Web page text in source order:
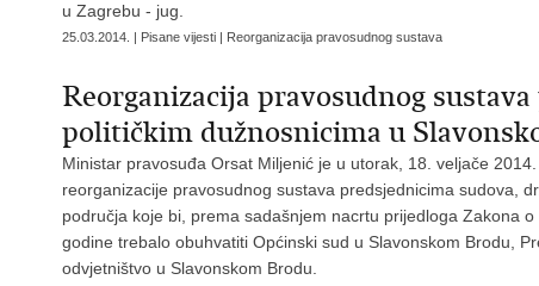
u Zagrebu - jug.
25.03.2014. | Pisane vijesti | Reorganizacija pravosudnog sustava
Reorganizacija pravosudnog
političkim dužnosnicima u
Ministar pravosuđa Orsat Miljenić je u utorak, 18. veljače
reorganizacije pravosudnog sustava predsjednicima sudova,
područja koje bi, prema sadašnjem nacrtu prijedloga Zakona
godine trebalo obuhvatiti Općinski sud u Slavonskom Brodu,
odvjetništvo u Slavonskom Brodu.